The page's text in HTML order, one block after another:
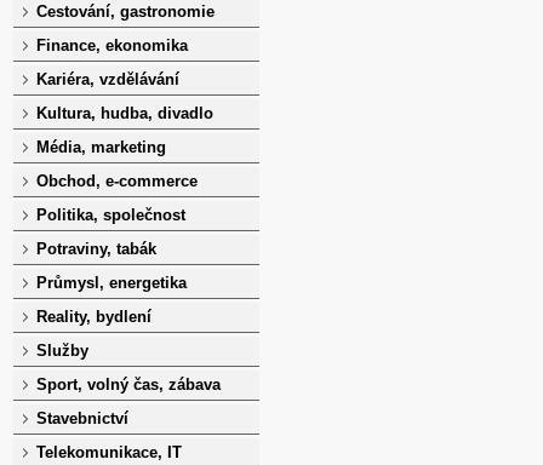
Cestování, gastronomie
Finance, ekonomika
Kariéra, vzdělávání
Kultura, hudba, divadlo
Média, marketing
Obchod, e-commerce
Politika, společnost
Potraviny, tabák
Průmysl, energetika
Reality, bydlení
Služby
Sport, volný čas, zábava
Stavebnictví
Telekomunikace, IT